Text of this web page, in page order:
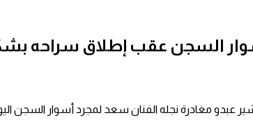
السجن عقب إطلاق سراحه
عبدو مغادرة نجله الفنان سعد لمجرد أسوار السجن